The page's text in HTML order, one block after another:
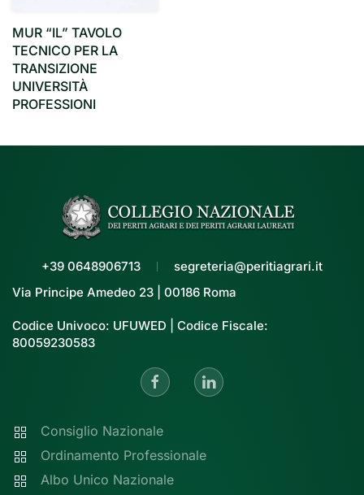
MUR “IL” TAVOLO
TECNICO PER LA
TRANSIZIONE
UNIVERSITÀ
PROFESSIONI
+39 0648906713
segreteria@peritiagrari.it
Via Principe Amedeo 23 | 00186 Roma
Codice Univoco: UFUWED | Codice Fiscale:
80059230583
Consiglio Nazionale
Ordinamento Professionale
Albo Unico Nazionale